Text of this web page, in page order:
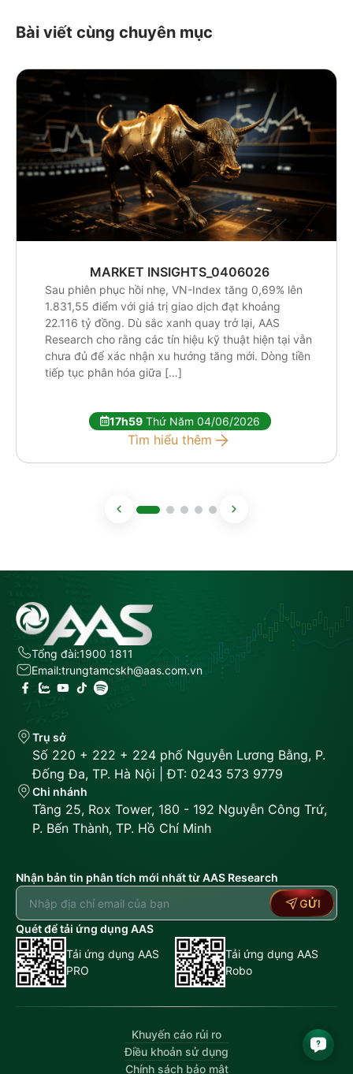
Bài viết cùng chuyên mục
MARKET INSIGHTS_0406026
Sau phiên phục hồi nhẹ, VN-Index tăng 0,69% lên
1.831,55 điểm với giá trị giao dịch đạt khoảng
22.116 tỷ đồng. Dù sắc xanh quay trở lại, AAS
Research cho rằng các tín hiệu kỹ thuật hiện tại vẫn
chưa đủ để xác nhận xu hướng tăng mới. Dòng tiền
tiếp tục phân hóa giữa […]
17h59Thứ Năm 04/06/2026
Tìm hiểu thêm
Tổng đài:1900 1811
Email:trungtamcskh@aas.com.vn
Trụ sở
Số 220 + 222 + 224 phố Nguyễn Lương Bằng, P.
Đống Đa, TP. Hà Nội | ĐT: 0243 573 9779
Chi nhánh
Tầng 25, Rox Tower, 180 - 192 Nguyễn Công Trứ,
P. Bến Thành, TP. Hồ Chí Minh
Nhận bản tin phân tích mới nhất từ AAS Research
GỬI
Quét để tải ứng dụng AAS
Tải ứng dụng AAS
PRO
Tải ứng dụng AAS
Robo
Khuyến cáo rủi ro
Điều khoản sử dụng
Chính sách bảo mật